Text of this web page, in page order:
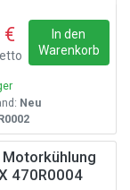
€
In den
Warenkorb
Neu
Motorkühlung
470R0004